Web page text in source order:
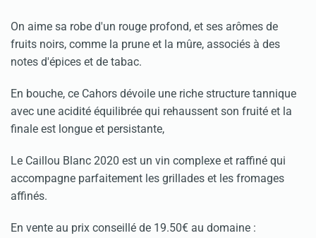
On aime sa robe d'un rouge profond, et ses arômes de
fruits noirs, comme la prune et la mûre, associés à des
notes d'épices et de tabac.
En bouche, ce Cahors dévoile une riche structure tannique
avec une acidité équilibrée qui rehaussent son fruité et la
finale est longue et persistante,
Le Caillou Blanc 2020 est un vin complexe et raffiné qui
accompagne parfaitement les grillades et les fromages
affinés.
En vente au prix conseillé de 19.50€ au domaine :